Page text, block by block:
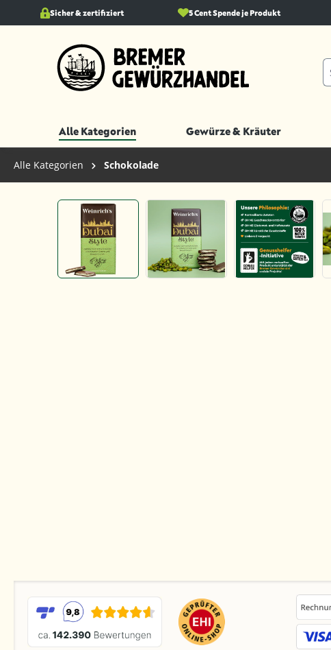
Zur Hauptnavigation springen
Sicher & zertifiziert 5 Cent Spende je Produkt
Alle Kategorien Gewürze & Kräuter
Alle Kategorien Schokolade
Bildergalerie überspringen